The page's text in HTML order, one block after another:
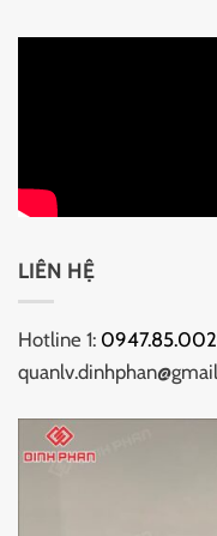
LIÊN HỆ
Hotline 1: